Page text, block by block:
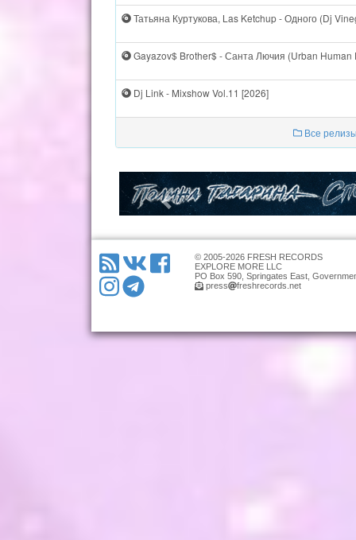
Татьяна Куртукова, Las Ketchup - Одного (Dj
Gayazov$ Brother$ - Санта Лючия (Urban Human
Dj Link - Mixshow Vol.11 [2026]
Все
© 2005-2026 FRESH RECORDS
EXPLORE MORE LLC
PO Box 590, Springates East,
press
freshrecords.net